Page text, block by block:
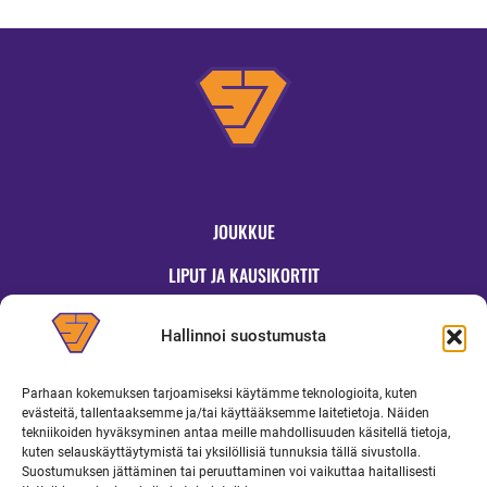
Hallinnoi suostumusta
Parhaan kokemuksen tarjoamiseksi käytämme teknologioita, kuten
evästeitä, tallentaaksemme ja/tai käyttääksemme laitetietoja. Näiden
tekniikoiden hyväksyminen antaa meille mahdollisuuden käsitellä tietoja,
kuten selauskäyttäytymistä tai yksilöllisiä tunnuksia tällä sivustolla.
Suostumuksen jättäminen tai peruuttaminen voi vaikuttaa haitallisesti
JOUKKUE
LIPUT JA KAUSIKORTIT
OTTELUINFO
UUTISET